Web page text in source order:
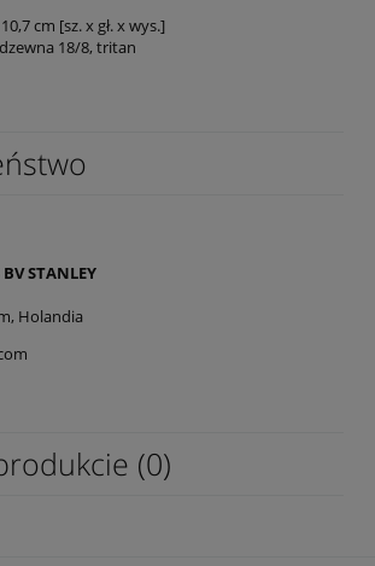
cm [sz. x gł. x wys.]
18/8, tritan
STANLEY
Holandia
(0)